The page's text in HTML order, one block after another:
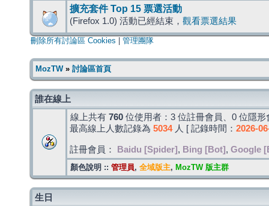
擴充套件 Top 15 票選活動
(Firefox 1.0) 活動已經結束， 觀看票選結果
刪除所有討論區 Cookies 管理團隊
MozTW» 討論區首頁
誰在線上
線上共有 760 位使用者：3 位註冊會員、0 位隱
最高線上人數記錄為 5034人 [ 記錄時間： 2026-
註冊會員： Baidu [Spider] , Bing [Bot] , Google
顏色說明 :: 管理員, 全域版主, MozTW 版主群
生日